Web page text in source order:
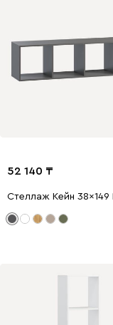
52 140
Стеллаж Кейн 38x149